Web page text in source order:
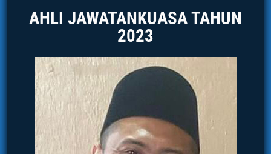
AHLI JAWATANKUASA TAHUN
2023